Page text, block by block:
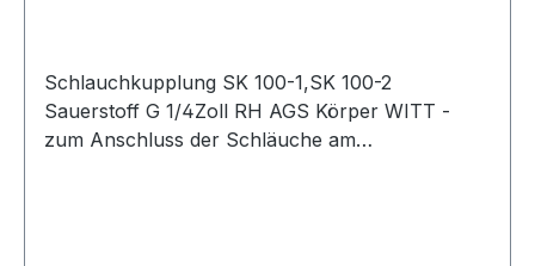
Schlauchkupplung SK 100-1,SK 100-2
Sauerstoff G 1/4Zoll RH AGS Körper WITT -
zum Anschluss der Schläuche am